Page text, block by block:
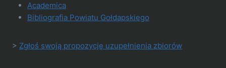
Academica
Bibliografia Powiatu Gołdapskiego
> Zgłoś swoją propozycję uzupełnienia zbiorów